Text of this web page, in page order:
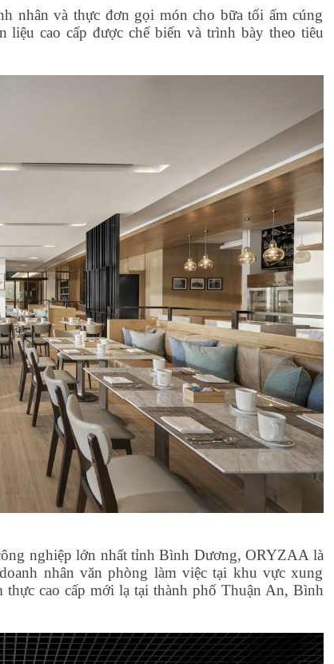
nhân và thực đơn gọi món cho bữa tối ấm cúng
cao cấp được chế biến và trình bày theo tiêu
nghiệp lớn nhất tỉnh Bình Dương, ORYZAA là
nhân văn phòng làm việc tại khu vực xung
cao cấp mới lạ tại thành phố Thuận An, Bình